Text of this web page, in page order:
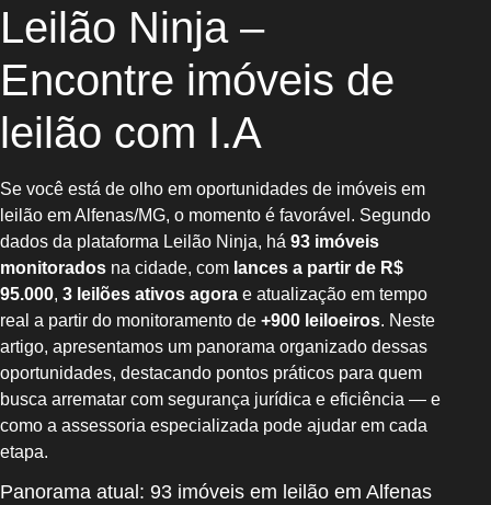
Leilão Ninja –
Encontre imóveis de
leilão com I.A
Se você está de olho em oportunidades de imóveis em
leilão em Alfenas/MG, o momento é favorável. Segundo
dados da plataforma Leilão Ninja, há 93 imóveis
monitorados na cidade, com lances a partir de R$
95.000, 3 leilões ativos agora e atualização em tempo
real a partir do monitoramento de +900 leiloeiros. Neste
artigo, apresentamos um panorama organizado dessas
oportunidades, destacando pontos práticos para quem
busca arrematar com segurança jurídica e eficiência — e
como a assessoria especializada pode ajudar em cada
etapa.
Panorama atual: 93 imóveis em leilão em Alfenas